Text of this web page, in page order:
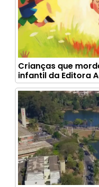
Crianças que
infantil da Editora